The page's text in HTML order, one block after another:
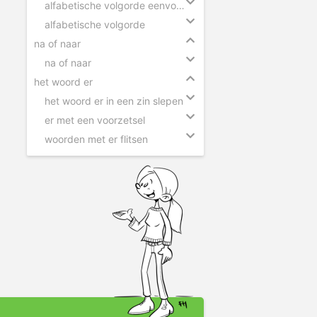
alfabetische volgorde eenvoudig
alfabetische volgorde
na of naar
na of naar
het woord er
het woord er in een zin slepen
er met een voorzetsel
woorden met er flitsen